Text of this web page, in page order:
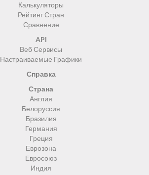
Калькуляторы
Рейтинг Стран
Сравнение
API
Веб Сервисы
Настраиваемые Графики
Справка
Страна
Англия
Белоруссия
Бразилия
Германия
Греция
Еврозона
Евросоюз
Индия